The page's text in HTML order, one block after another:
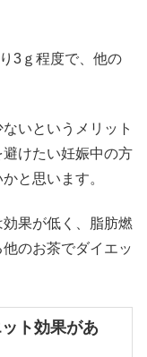
3ｇ程度で、他の
いというメリット
けたい妊娠中の方
と思います。
果が低く、脂肪燃
のお茶でダイエッ
ト効果があ